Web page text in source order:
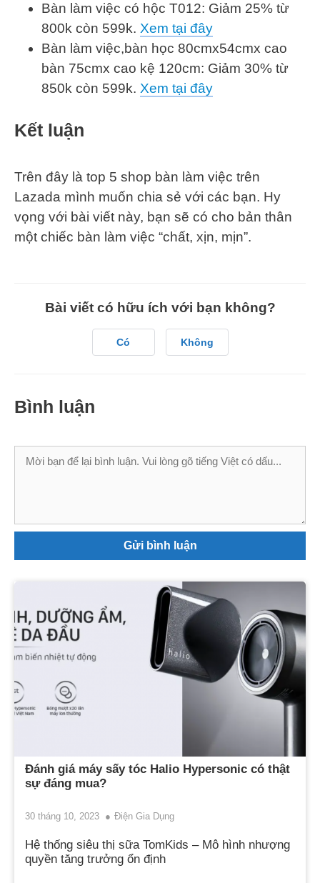
Bàn làm việc có hộc T012: Giảm 25% từ
800k còn 599k. Xem tại đây
Bàn làm việc,bàn học 80cmx54cmx cao
bàn 75cmx cao kệ 120cm: Giảm 30% từ
850k còn 599k. Xem tại đây
Kết luận
Trên đây là top 5 shop bàn làm việc trên
Lazada mình muốn chia sẻ với các bạn. Hy
vọng với bài viết này, bạn sẽ có cho bản thân
một chiếc bàn làm việc “chất, xịn, mịn”.
Bài viết có hữu ích với bạn không?
Có Không
Bình luận
Bình
Đánh giá máy sấy tóc Halio Hypersonic có thật
sự đáng mua?
30 tháng 10, 2023 Điện Gia Dụng
Hệ thống siêu thị sữa TomKids – Mô hình nhượng
quyền tăng trưởng ổn định